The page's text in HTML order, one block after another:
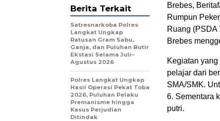
Brebes,
Rumpun
Ruang (PSDA
Brebes
Kegiatan
pelajar dari
SMA/SMK.
6. Sementara
putri.
Berita Terkait
Satresnarkoba Polres
Langkat Ungkap
Ratusan Gram Sabu,
Ganja, dan Puluhan Butir
Ekstasi Selama Juli–
Agustus 2026
Polres Langkat Ungkap
Hasil Operasi Pekat Toba
2026, Puluhan Pelaku
Premanisme hingga
Kasus Perjudian
Ditindak